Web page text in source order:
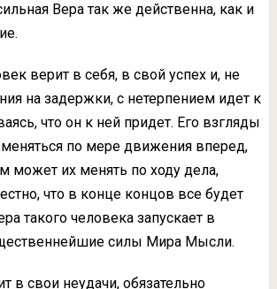
Вера так же действенна, как и
верит в себя, в свой успех и, не
на задержки, с не­терпением идет к
что он к ней придет. Его взгляды
по мере движения вперед,
может их менять по ходу дела,
что в конце концов все будет
такого человека запускает в
силы Мира Мысли.
в свои неудачи, обяза­тельно